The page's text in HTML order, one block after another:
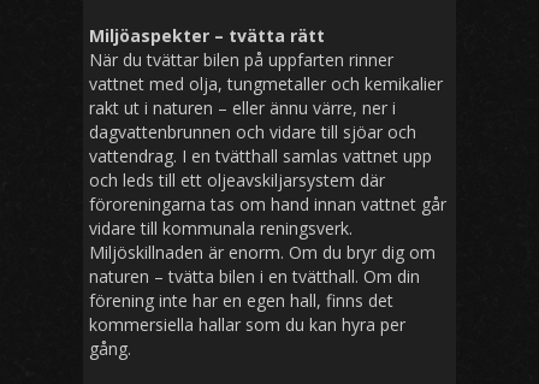
Miljöaspekter – tvätta rätt
När du tvättar bilen på uppfarten rinner
vattnet med olja, tungmetaller och kemikalier
rakt ut i naturen – eller ännu värre, ner i
dagvattenbrunnen och vidare till sjöar och
vattendrag. I en tvätthall samlas vattnet upp
och leds till ett oljeavskiljarsystem där
föroreningarna tas om hand innan vattnet går
vidare till kommunala reningsverk.
Miljöskillnaden är enorm. Om du bryr dig om
naturen – tvätta bilen i en tvätthall. Om din
förening inte har en egen hall, finns det
kommersiella hallar som du kan hyra per
gång.